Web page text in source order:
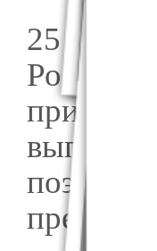
25
России
при